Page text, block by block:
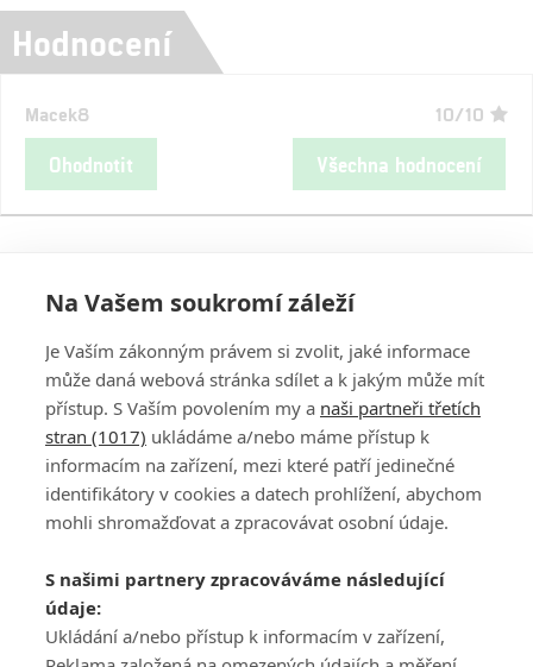
Hodnocení
Macek8 10/10
Ohodnotit Všechna hodnocení
PŘIHLÁSIT
REGISTROVAT
DISKUZE
Šéfredaktorkou webu jePetr Slavík, e-mailserialy@fandimefilmu.cz
Máte-li zájem o inzerci na našem webu napište nám na e-mail
studio@koncal.com
Na Vašem soukromí záleží
Je Vaším zákonným právem si zvolit, jaké informace
může daná webová stránka sdílet a k jakým může mít
přístup. S Vaším povolením my a naši partneři třetích
stran (1017) ukládáme a/nebo máme přístup k
informacím na zařízení, mezi které patří jedinečné
identifikátory v cookies a datech prohlížení, abychom
mohli shromažďovat a zpracovávat osobní údaje.
S našimi partnery zpracováváme následující
údaje:
Ukládání a/nebo přístup k informacím v zařízení,